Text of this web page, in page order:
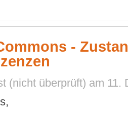
-
(nicht überprüft) am 11.